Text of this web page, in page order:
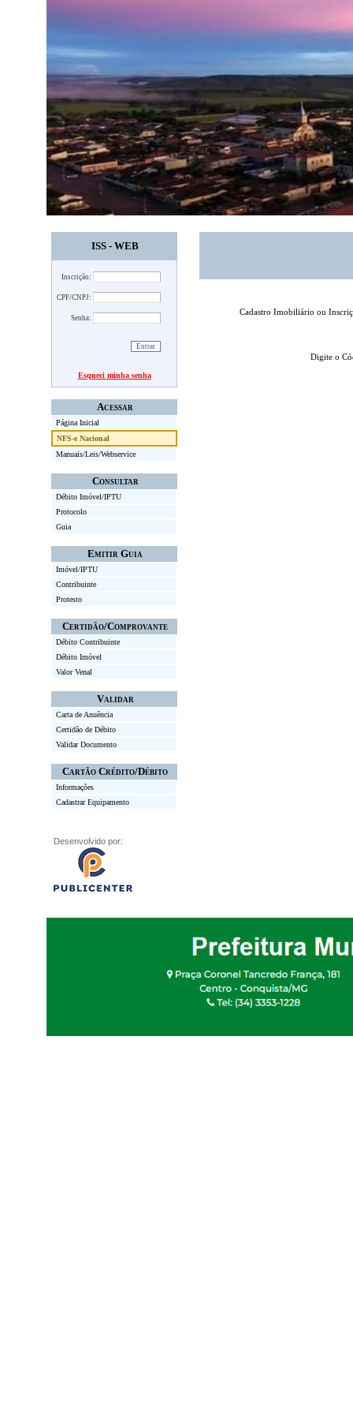
ISS - WEB
Inscrição:
CPF/CNPJ:
Senha:
Esqueci minha senha
Acessar
Página Inicial
NFS-e Nacional
Manuais/Leis/Webservice
Consultar
Débito Imóvel/IPTU
Protocolo
Guia
Emitir Guia
Imóvel/IPTU
Contribuinte
Protesto
Certidão/Comprovante
Débito Contribuinte
Débito Imóvel
Valor Venal
Validar
Carta de Anuência
Certidão de Débito
Validar Documento
Cartão Crédito/Débito
Informações
Cadastrar Equipamento
Desenvolvido por:
Cadastro Imobiliário ou
Digite o